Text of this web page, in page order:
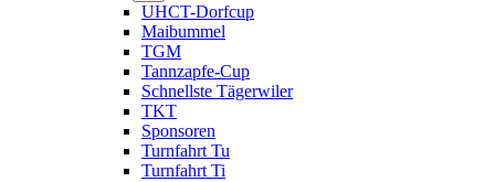
UHCT-Dorfcup
Maibummel
TGM
Tannzapfe-Cup
Schnellste Tägerwiler
TKT
Sponsoren
Turnfahrt Tu
Turnfahrt Ti